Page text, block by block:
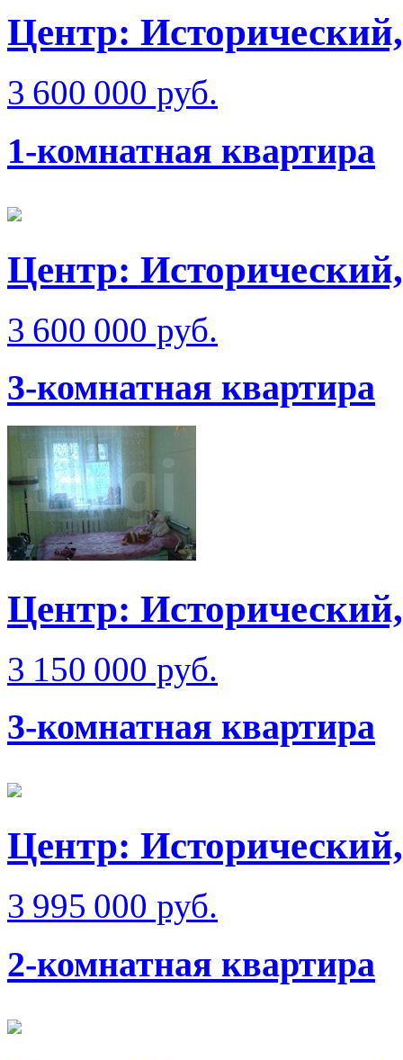
Центр:
3 600 000 руб.
1-комнатная квартира
Центр:
3 600 000 руб.
3-комнатная квартира
Центр:
3 150 000 руб.
3-комнатная квартира
Центр:
3 995 000 руб.
2-комнатная квартира